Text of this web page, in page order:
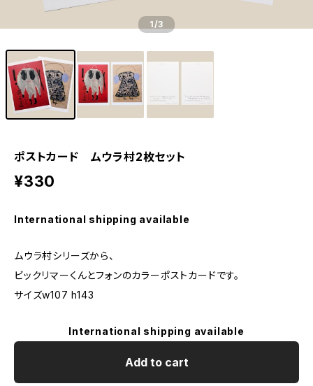
1/3
ポストカード ムウラ村2枚セット
¥330
International shipping available
ムウラ村シリーズから、
ビックリマーくんとフォンのカラーポストカードです。
サイズw107 h143
International shipping available
Add to cart